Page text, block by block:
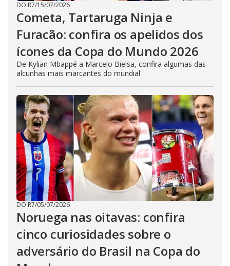
DO R7/15/07/2026
Cometa, Tartaruga Ninja e
Furacão: confira os apelidos dos
ícones da Copa do Mundo 2026
De Kylian Mbappé a Marcelo Bielsa, confira algumas das
alcunhas mais marcantes do mundial
DO R7/05/07/2026
Noruega nas oitavas: confira
cinco curiosidades sobre o
adversário do Brasil na Copa do